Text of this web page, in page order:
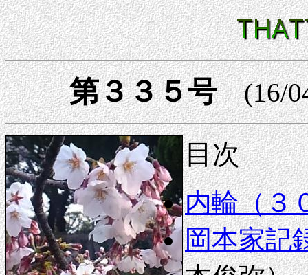
第３３５号(16/
目次
内輪（３
岡本家記